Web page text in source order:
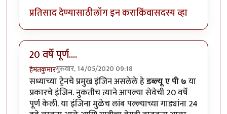
प्रतिसाद देण्यासाठीलॉग इन कराकिंवासदस्य व्हा
20 वर्षे पूर्ण....
हेमंतकुमारगुरुवार, 14/05/2020 09:18
सध्याच्या ट्रेनचे प्रमुख इंजिन असलेले हेडब्ल्यू ए पी ७या
प्रकारचे इंजिन. नुकतीच त्याने आपल्या सेवेची 20 वर्षे
पूर्ण केली. या इंजिना मुळेच लांब पल्ल्याच्या गाड्यांना 24